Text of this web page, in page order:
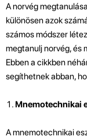
A norvég
különösen azok
számos módszer
megtanulj norvég, és
Ebben a cikkben
segíthetnek abban,
Mnemotechnikai
A mnemotechnikai